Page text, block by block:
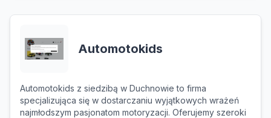
Automotokids
Automotokids z siedzibą w Duchnowie to firma
specjalizująca się w dostarczaniu wyjątkowych wrażeń
najmłodszym pasjonatom motoryzacji. Oferujemy szeroki